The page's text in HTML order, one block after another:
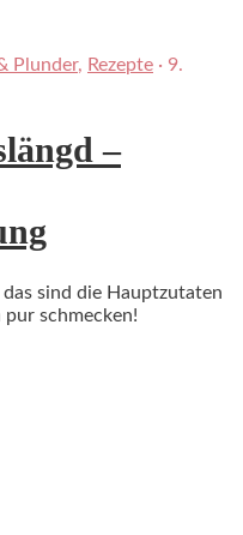
Plunder, Rezepte · 9.
–
sind die Hauptzutaten
pur schmecken!